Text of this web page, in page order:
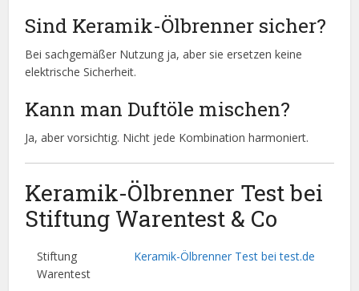
Sind Keramik-Ölbrenner sicher?
Bei sachgemäßer Nutzung ja, aber sie ersetzen keine
elektrische Sicherheit.
Kann man Duftöle mischen?
Ja, aber vorsichtig. Nicht jede Kombination harmoniert.
Keramik-Ölbrenner Test bei
Stiftung Warentest & Co
Stiftung
Warentest
Keramik-Ölbrenner Test bei test.de